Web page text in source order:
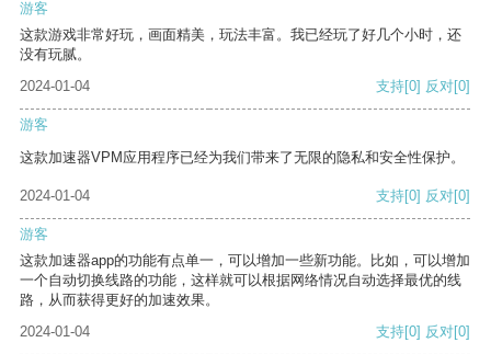
游客
这款游戏非常好玩，画面精美，玩法丰富。我已经玩了好几个小时，还
没有玩腻。
2024-01-04
支持[0] 反对[0]
游客
这款加速器VPM应用程序已经为我们带来了无限的隐私和安全性保护。
2024-01-04 支持[0] 反对[0]
游客
这款加速器app的功能有点单一，可以增加一些新功能。比如，可以增加
一个自动切换线路的功能，这样就可以根据网络情况自动选择最优的线
路，从而获得更好的加速效果。
2024-01-04
支持[0] 反对[0]